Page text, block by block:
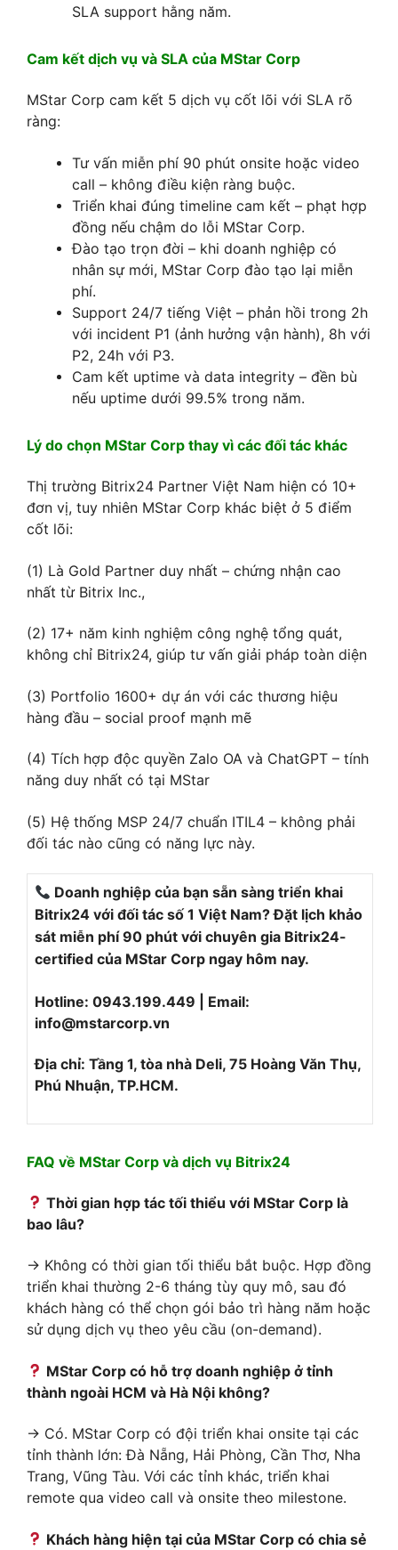
SLA support hằng năm.
Cam kết dịch vụ và SLA của MStar Corp
MStar Corp cam kết 5 dịch vụ cốt lõi với SLA rõ
ràng:
Tư vấn miễn phí 90 phút onsite hoặc video
call – không điều kiện ràng buộc.
Triển khai đúng timeline cam kết – phạt hợp
đồng nếu chậm do lỗi MStar Corp.
Đào tạo trọn đời – khi doanh nghiệp có
nhân sự mới, MStar Corp đào tạo lại miễn
phí.
Support 24/7 tiếng Việt – phản hồi trong 2h
với incident P1 (ảnh hưởng vận hành), 8h với
P2, 24h với P3.
Cam kết uptime và data integrity – đền bù
nếu uptime dưới 99.5% trong năm.
Lý do chọn MStar Corp thay vì các đối tác khác
Thị trường Bitrix24 Partner Việt Nam hiện có 10+
đơn vị, tuy nhiên MStar Corp khác biệt ở 5 điểm
cốt lõi:
(1) Là Gold Partner duy nhất – chứng nhận cao
nhất từ Bitrix Inc.,
(2) 17+ năm kinh nghiệm công nghệ tổng quát,
không chỉ Bitrix24, giúp tư vấn giải pháp toàn diện
(3) Portfolio 1600+ dự án với các thương hiệu
hàng đầu – social proof mạnh mẽ
(4) Tích hợp độc quyền Zalo OA và ChatGPT – tính
năng duy nhất có tại MStar
(5) Hệ thống MSP 24/7 chuẩn ITIL4 – không phải
đối tác nào cũng có năng lực này.
Doanh nghiệp của bạn sẵn sàng triển khai
Bitrix24 với đối tác số 1 Việt Nam? Đặt lịch khảo
sát miễn phí 90 phút với chuyên gia Bitrix24-
certified của MStar Corp ngay hôm nay.
Hotline: 0943.199.449 | Email:
info@mstarcorp.vn
Địa chỉ: Tầng 1, tòa nhà Deli, 75 Hoàng Văn Thụ,
Phú Nhuận, TP.HCM.
FAQ về MStar Corp và dịch vụ Bitrix24
Thời gian hợp tác tối thiểu với MStar Corp là
bao lâu?
→ Không có thời gian tối thiểu bắt buộc. Hợp đồng
triển khai thường 2-6 tháng tùy quy mô, sau đó
khách hàng có thể chọn gói bảo trì hàng năm hoặc
sử dụng dịch vụ theo yêu cầu (on-demand).
MStar Corp có hỗ trợ doanh nghiệp ở tỉnh
thành ngoài HCM và Hà Nội không?
→ Có. MStar Corp có đội triển khai onsite tại các
tỉnh thành lớn: Đà Nẵng, Hải Phòng, Cần Thơ, Nha
Trang, Vũng Tàu. Với các tỉnh khác, triển khai
remote qua video call và onsite theo milestone.
Khách hàng hiện tại của MStar Corp có chia sẻ